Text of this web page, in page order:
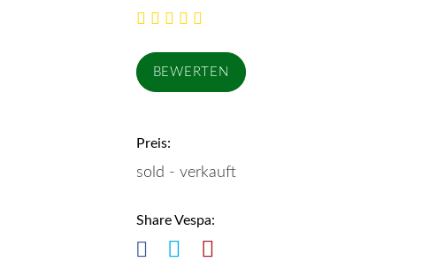
Preis:
sold - verkauft
Share Vespa: